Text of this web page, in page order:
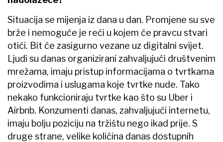
Situacija se mijenja iz dana u dan. Promjene su sve
brže i nemoguće je reći u kojem će pravcu stvari
otići. Bit će zasigurno vezane uz digitalni svijet.
Ljudi su danas organizirani zahvaljujući društvenim
mrežama, imaju pristup informacijama o tvrtkama
proizvodima i uslugama koje tvrtke nude. Tako
nekako funkcioniraju tvrtke kao što su Uber i
Airbnb. Konzumenti danas, zahvaljujući internetu,
imaju bolju poziciju na tržištu nego ikad prije. S
druge strane, velike količina danas dostupnih